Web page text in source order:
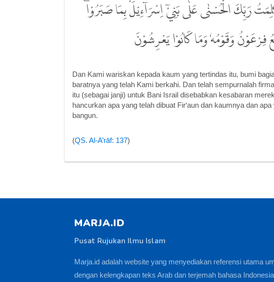
رَبِّكَ الْحُسْنٰى عَلٰى بَنِيْٓ اِسْرَاۤءِيْلَۙ بِمَا صَبَرُوْاۗ
فِرْعَوْنُ وَقَوْمُهٗ وَمَا كَانُوْا يَعْرِشُوْنَ
Dan Kami wariskan kepada kaum yang tertindas itu, bumi
baratnya yang telah Kami berkahi. Dan telah sempurnalah
itu (sebagai janji) untuk Bani Israil disebabkan kesabaran
hancurkan apa yang telah dibuat Fir‘aun dan kaumnya dan
bangun.
(QS. Al-A’rāf: 137)
MARJA.ID
Pusat Rujukan Ilmu Islam
Marja.id adalah website yang menyediakan referensi utama
dengan kelengkapan teks Arab dan terjemah bahasa